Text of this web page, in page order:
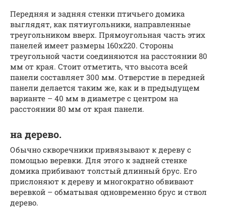
Передняя и задняя стенки птичьего домика
выглядят, как пятиугольники, направленные
треугольником вверх. Прямоугольная часть этих
панелей имеет размеры 160х220. Стороны
треугольной части соединяются на расстоянии 80
мм от края. Стоит отметить, что высота всей
панели составляет 300 мм. Отверстие в передней
панели делается таким же, как и в предыдущем
варианте – 40 мм в диаметре с центром на
расстоянии 80 мм от края панели.
на дерево.
Обычно скворечники привязывают к дереву с
помощью веревки. Для этого к задней стенке
домика прибивают толстый длинный брус. Его
прислоняют к дереву и многократно обвивают
веревкой – обматывая одновременно брус и ствол
дерево.